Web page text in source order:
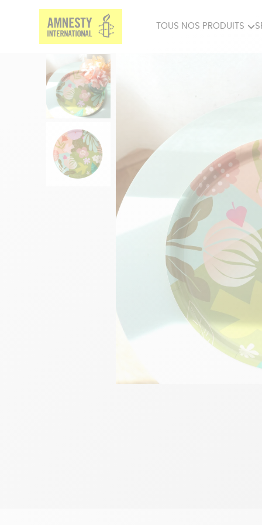
TOUS NOS PRODUITS
PRODUITS MILITANTS
BIEN-ÊTRE